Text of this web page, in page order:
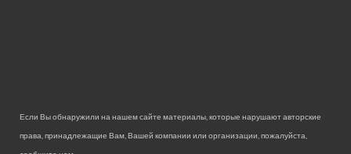
Если Вы обнаружили на нашем сайте материалы, которые нарушают авторские
права, принадлежащие Вам, Вашей компании или организации, пожалуйста,